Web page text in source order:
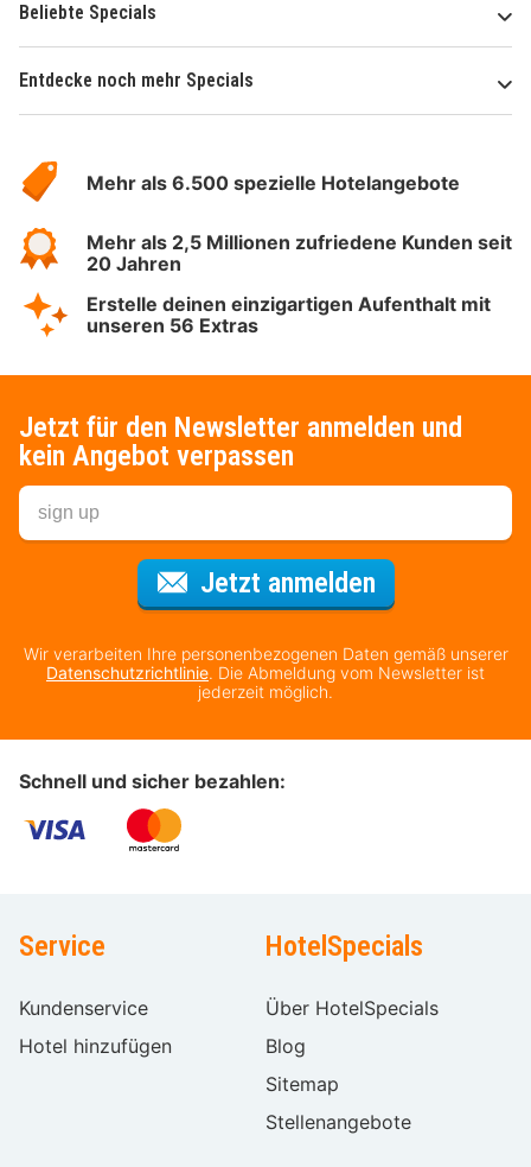
Beliebte Specials
Entdecke noch mehr Specials
Hotelspecials
Mehr als 6.500 spezielle Hotelangebote
Mehr als 2,5 Millionen zufriedene Kunden seit
20 Jahren
Erstelle deinen einzigartigen Aufenthalt mit
unseren 56 Extras
Jetzt für den Newsletter anmelden und
kein Angebot verpassen
Jetzt anmeldenFür den
Wir verarbeiten Ihre personenbezogenen Daten gemäß unserer
Datenschutzrichtlinie. Die Abmeldung vom Newsletter ist
jederzeit möglich.
Schnell und sicher bezahlen:
Service
Kundenservice
Hotel hinzufügen
HotelSpecials
Über HotelSpecials
Blog
Sitemap
Stellenangebote